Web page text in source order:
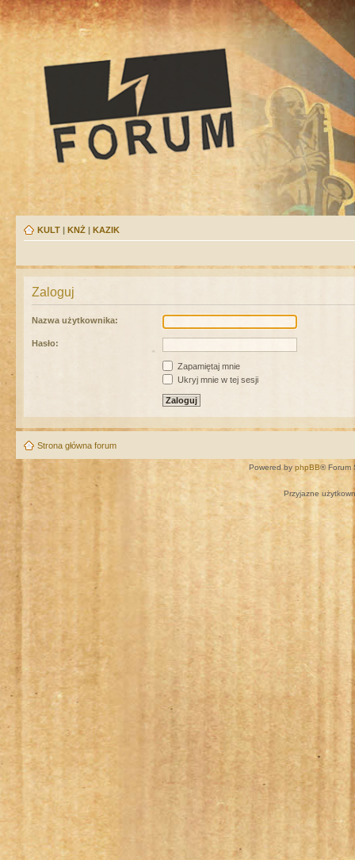
KULT | KNŻ | KAZIK
Zaloguj
Nazwa użytkownika:
Hasło:
Zapamiętaj mnie
Ukryj mnie w tej sesji
Strona główna forum
Powered by phpBB® Forum
Przyjazne